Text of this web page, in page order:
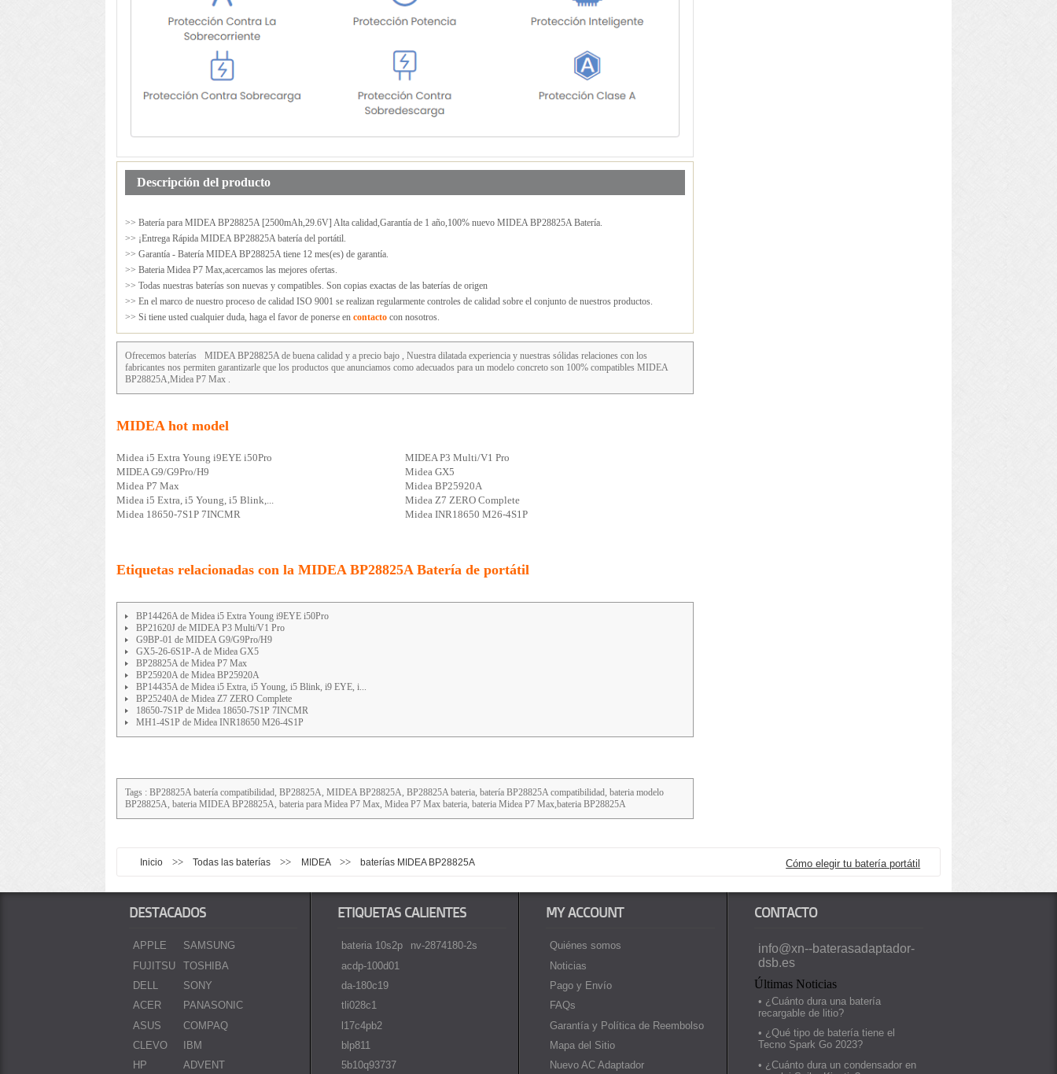
Descripción del producto
>> Batería para MIDEA BP28825A[2500mAh,29.6V] Alta calidad,Garantía de 1 año,100% nuevo MIDEA BP28825A Batería.
>> ¡Entrega Rápida MIDEA BP28825A batería del portátil.
>> Garantía - Batería MIDEA BP28825A tiene 12 mes(es) de garantía.
>> Bateria Midea P7 Max,acercamos las mejores ofertas.
>> Todas nuestras baterías son nuevas y compatibles. Son copias exactas de las baterías de origen
>> En el marco de nuestro proceso de calidad ISO 9001 se realizan regularmente controles de calidad sobre el conjunto de nuestros productos.
>> Si tiene usted cualquier duda, haga el favor de ponerse en contactocon nosotros.
Ofrecemos baterías MIDEA BP28825Ade buena calidad y a precio bajo , Nuestra dilatada experiencia y nuestras sólidas relaciones con los
fabricantes nos permiten garantizarle que los productos que anunciamos como adecuados para un modelo concreto son 100% compatibles MIDEA
BP28825A,Midea P7 Max .
MIDEA hot model
Midea i5 Extra Young i9EYE i50Pro
MIDEA P3 Multi/V1 Pro
MIDEA G9/G9Pro/H9
Midea GX5
Midea P7 Max
Midea BP25920A
Midea i5 Extra, i5 Young, i5 Blink,...
Midea Z7 ZERO Complete
Midea 18650-7S1P 7INCMR
Midea INR18650 M26-4S1P
Etiquetas relacionadas con la MIDEA BP28825A Batería de portátil
BP14426A de Midea i5 Extra Young i9EYE i50Pro
BP21620J de MIDEA P3 Multi/V1 Pro
G9BP-01 de MIDEA G9/G9Pro/H9
GX5-26-6S1P-A de Midea GX5
BP28825A de Midea P7 Max
BP25920A de Midea BP25920A
BP14435A de Midea i5 Extra, i5 Young, i5 Blink, i9 EYE, i...
BP25240A de Midea Z7 ZERO Complete
18650-7S1P de Midea 18650-7S1P 7INCMR
MH1-4S1P de Midea INR18650 M26-4S1P
Tags : BP28825A batería compatibilidad, BP28825A, MIDEA BP28825A, BP28825A bateria, batería BP28825A compatibilidad, bateria modelo
BP28825A, bateria MIDEA BP28825A, bateria para Midea P7 Max, Midea P7 Max bateria, bateria Midea P7 Max,bateria BP28825A
Inicio >> Todas las baterías >> MIDEA >> baterías MIDEA BP28825A Cómo elegir tu batería portátil
DESTACADOS
APPLE
FUJITSU
DELL
ACER
ASUS
CLEVO
HP
SAMSUNG
TOSHIBA
SONY
PANASONIC
COMPAQ
IBM
ADVENT
ETIQUETAS CALIENTES
bateria 10s2p
acdp-100d01
da-180c19
tli028c1
l17c4pb2
blp811
5b10q93737
nv-2874180-2s
MY ACCOUNT
Quiénes somos
Noticias
Pago y Envío
FAQs
Garantía y Política de Reembolso
Mapa del Sitio
Nuevo AC Adaptador
CONTACTO
info@xn--baterasadaptador-
dsb.es
Últimas Noticias
• ¿Cuánto dura una batería
recargable de litio?
• ¿Qué tipo de batería tiene el
Tecno Spark Go 2023?
• ¿Cuánto dura un condensador en